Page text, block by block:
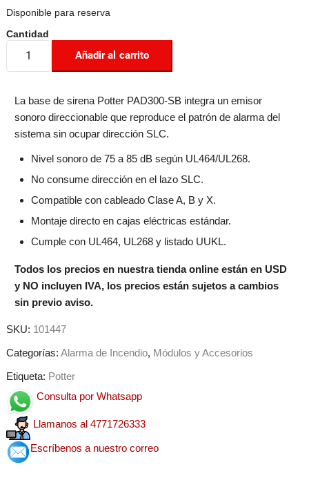
Disponible para reserva
Añadir al carrito
La base de sirena Potter PAD300-SB integra un emisor
sonoro direccionable que reproduce el patrón de alarma del
sistema sin ocupar dirección SLC.
Nivel sonoro de 75 a 85 dB según UL464/UL268.
No consume dirección en el lazo SLC.
Compatible con cableado Clase A, B y X.
Montaje directo en cajas eléctricas estándar.
Cumple con UL464, UL268 y listado UUKL.
Todos los precios en nuestra tienda online están en USD
y NO incluyen IVA, los precios están sujetos a cambios
sin previo aviso.
SKU: 101447
Categorías: Alarma de Incendio, Módulos y Accesorios
Etiqueta: Potter
Consulta por Whatsapp
Llamanos al 4771726333
Escríbenos a nuestro correo